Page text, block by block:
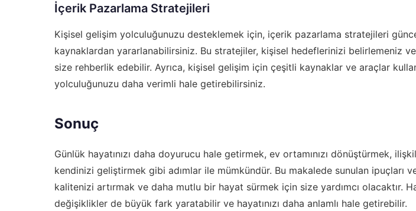
İçerik Pazarlama Stratejileri
Kişisel gelişim yolculuğunuzu desteklemek için, içerik pazarlama stratejileri
kaynaklardan yararlanabilirsiniz. Bu stratejiler, kişisel hedeflerinizi belirlemeniz
size rehberlik edebilir. Ayrıca, kişisel gelişim için çeşitli kaynaklar ve araçlar
yolculuğunuzu daha verimli hale getirebilirsiniz.
Sonuç
Günlük hayatınızı daha doyurucu hale getirmek, ev ortamınızı dönüştürmek,
kendinizi geliştirmek gibi adımlar ile mümkündür. Bu makalede sunulan ipuçları
kalitenizi artırmak ve daha mutlu bir hayat sürmek için size yardımcı olacaktır.
değişiklikler de büyük fark yaratabilir ve hayatınızı daha anlamlı hale getirebilir.